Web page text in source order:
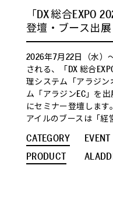
「DX 総合EXPO
登壇・ブース出展
2026年7月22日（水）
される、「DX 総合
理システム「アラジン
ム「アラジンEC」を
にセミナー登壇します。
アイルのブースは「経
CATEGORY
EVENT
PRODUCT